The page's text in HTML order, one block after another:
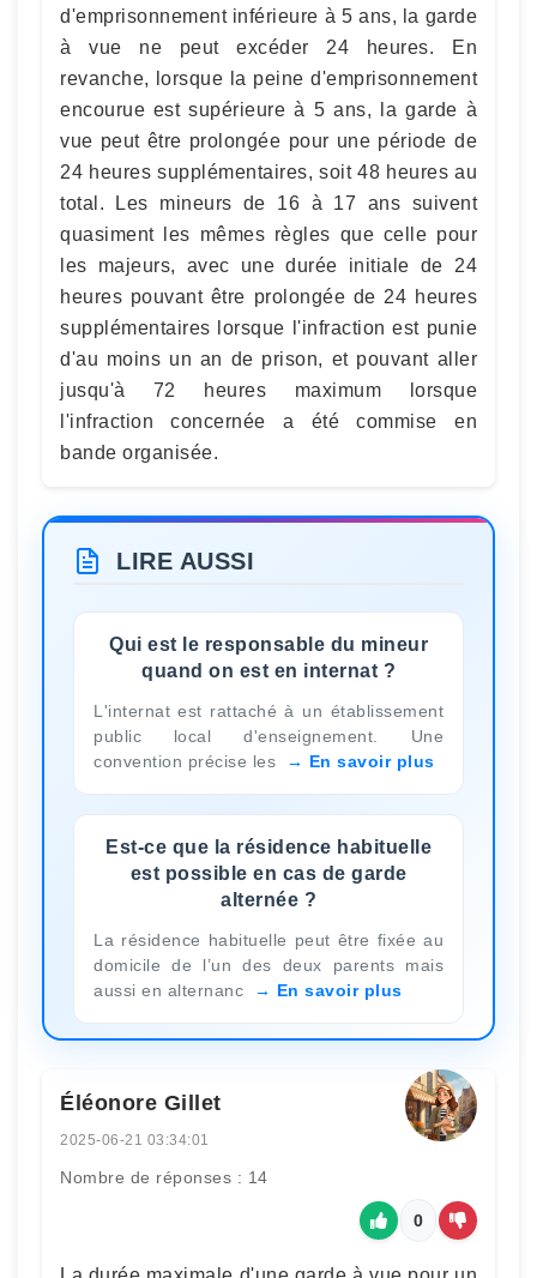
d'emprisonnement inférieure à 5 ans, la garde
à vue ne peut excéder 24 heures. En
revanche, lorsque la peine d'emprisonnement
encourue est supérieure à 5 ans, la garde à
vue peut être prolongée pour une période de
24 heures supplémentaires, soit 48 heures au
total. Les mineurs de 16 à 17 ans suivent
quasiment les mêmes règles que celle pour
les majeurs, avec une durée initiale de 24
heures pouvant être prolongée de 24 heures
supplémentaires lorsque l'infraction est punie
d'au moins un an de prison, et pouvant aller
jusqu'à 72 heures maximum lorsque
l'infraction concernée a été commise en
bande organisée.
LIRE AUSSI
Qui est le responsable du mineur
quand on est en internat ?
L'internat est rattaché à un établissement
public local d'enseignement. Une
convention précise les
En savoir plus
Est-ce que la résidence habituelle
est possible en cas de garde
alternée ?
La résidence habituelle peut être fixée au
domicile de l’un des deux parents mais
aussi en alternanc
En savoir plus
Éléonore Gillet
2025-06-21 03:34:01
Nombre de réponses : 14
0